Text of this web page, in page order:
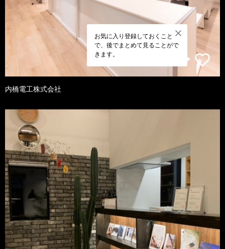
お気に入り登録しておくこと
で、後でまとめて見ることがで
きます。
内橋電工株式会社